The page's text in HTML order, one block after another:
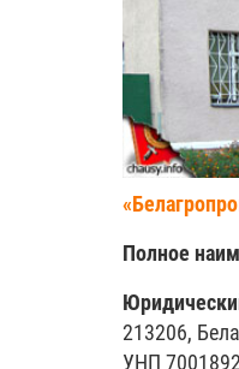
Полное
213206,
УНП